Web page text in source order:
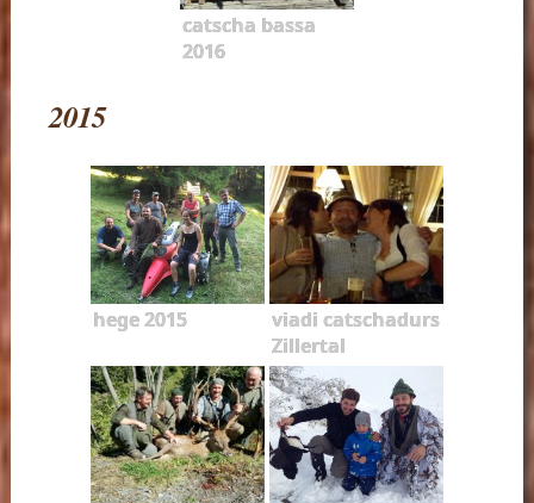
catscha bassa
2016
2015
hege 2015
viadi catschadurs
Zillertal